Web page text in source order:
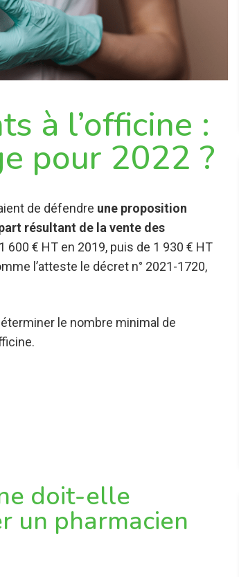
à l’officine :
pour 2022 ?
de défendre une proposition
résultant de la vente des
600 € HT en 2019, puis de 1 930 € HT
l’atteste le décret n° 2021-1720,
le nombre minimal de
doit-elle
un pharmacien